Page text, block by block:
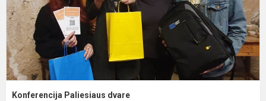
Konferencija Paliesiaus dvare